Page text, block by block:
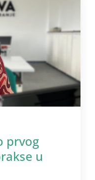
prvog
u